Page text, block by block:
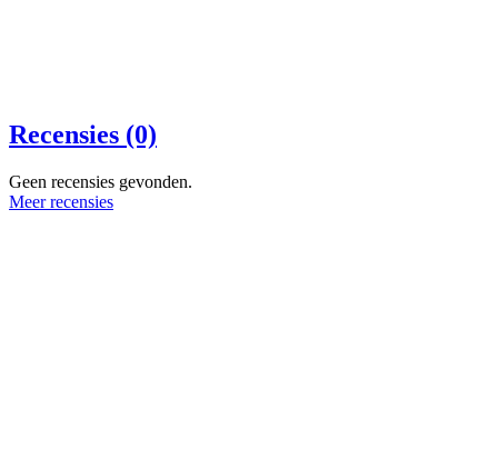
Recensies (0)
Geen recensies gevonden.
Meer recensies